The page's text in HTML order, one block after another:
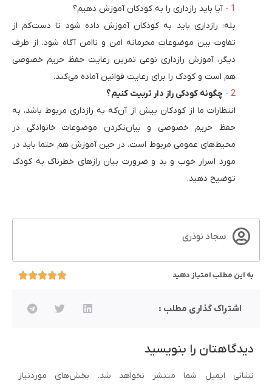
آیا باید رازداری را به کودکان آموزش دهیم؟
بله؛ رازداری باید به کودکان آموزش داده‌ شود تا دست‌کم از
تفاوت بین موضوعات محرمانه امن و ناامن آگاه شود. از طرف
دیگر، آموزش رازداری نوعی تمرین رعایت حفظ حریم خصوصی
هم است و کودک را برای رعایت قوانین آماده می‌کند.
چگونه کودکی راز دار تربیت کنیم؟
انتظارات ما از کودکان بیش از آن‌که به رازداری مربوط باشد، به
حفظ حریم خصوصی و بیان‌نکردن موضوعات خانوادگی در
محیط‌های عمومی مربوط است. در حین آموزش هم حتما باید در
مورد اسرار خوب و بد و ضرورت بیان رازهای خطرناک به کودک
توضیح دهید.
سجاد نوذری
به این مطلب امتیاز دهید
اشتراک گذاری مطلب :
دیدگاهتان را بنویسید
نشانی ایمیل شما منتشر نخواهد شد.
بخش‌های موردنیاز